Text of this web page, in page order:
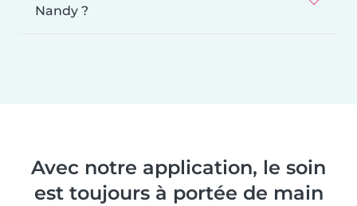
Nandy ?
Avec notre application, le soin
est toujours à portée de main